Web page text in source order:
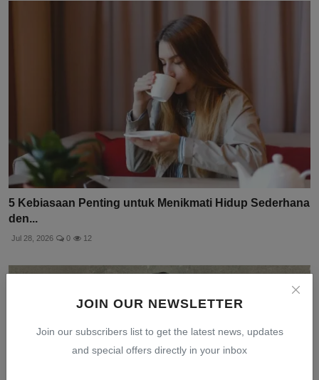
JOIN OUR NEWSLETTER
Join our subscribers list to get the latest news, updates
and special offers directly in your inbox
5 Kebiasaan Penting untuk Menikmati Hidup Sederhana
den...
Jul 28, 2026 0 12